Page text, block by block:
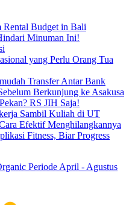
Budget in Bali
Minuman Ini!
yang Perlu Orang Tua
Transfer Antar Bank
Berkunjung ke Asakusa
RS JIH Saja!
Sambil Kuliah di UT
Efektif Menghilangkannya
Fitness, Biar Progress